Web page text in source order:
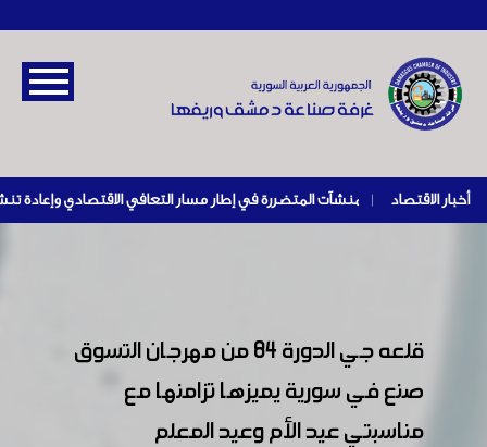
أخبار الاقتصاد |
قلعه جي الدورة 84 من مهرجان التسوق
صنع في سورية يميزها تزامنها مع
مناسبتي عيد الأم وعيد المعلم